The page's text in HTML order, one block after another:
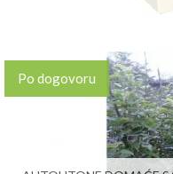
Po dogovoru